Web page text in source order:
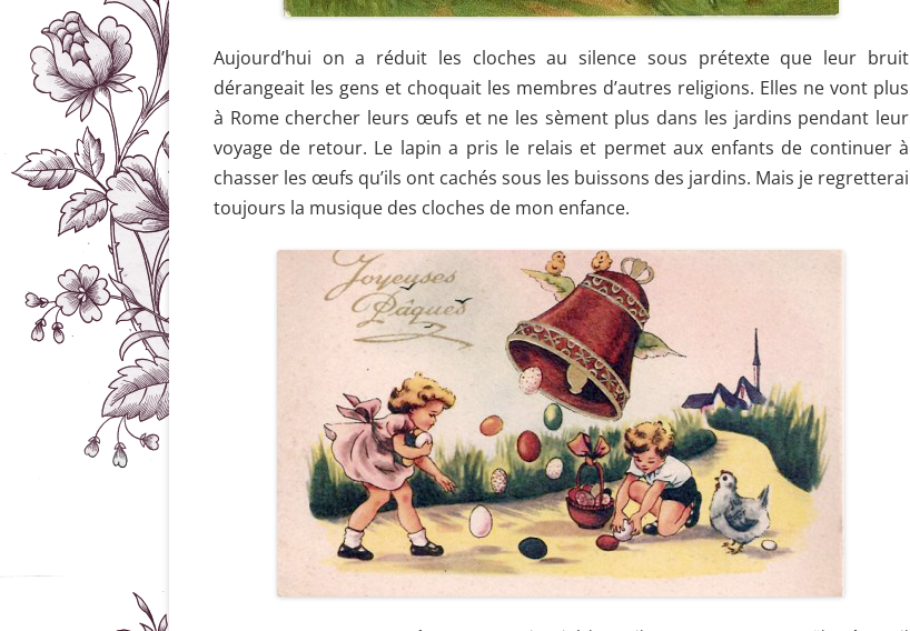
Aujourd’hui on a réduit les cloches au silence sous prétexte que leur bruit
dérangeait les gens et choquait les membres d’autres religions. Elles ne vont plus
à Rome chercher leurs œufs et ne les sèment plus dans les jardins pendant leur
voyage de retour. Le lapin a pris le relais et permet aux enfants de continuer à
chasser les œufs qu’ils ont cachés sous les buissons des jardins. Mais je regretterai
toujours la musique des cloches de mon enfance.